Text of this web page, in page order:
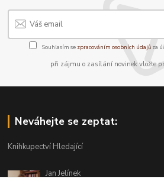
Souhlasím se zpracováním osobních údajůza
při zájmu o zasílání novinek vložte
Neváhejte se zeptat:
Knihkupectví Hledající
Jan Jelínek